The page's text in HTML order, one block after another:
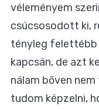
véleményem
csúcsosodott ki,
tényleg
kapcsán, de azt
nálam bőven
tudom képzelni,